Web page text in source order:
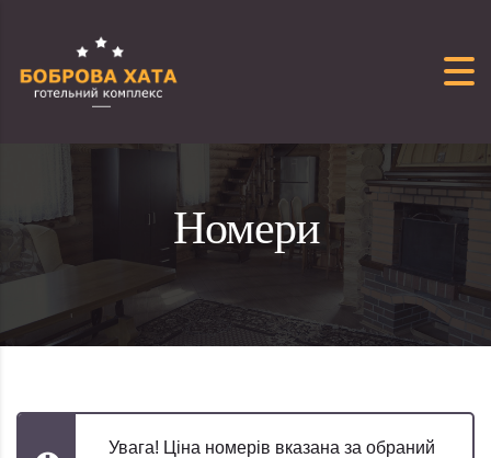
Номери
Увага! Ціна номерів вказана за обраний